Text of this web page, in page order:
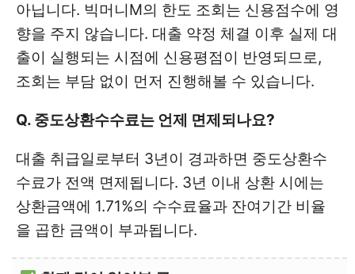
아닙니다. 빅머니M의 한도 조회는 신용점수에 영
향을 주지 않습니다. 대출 약정 체결 이후 실제 대
출이 실행되는 시점에 신용평점이 반영되므로,
조회는 부담 없이 먼저 진행해볼 수 있습니다.
Q. 중도상환수수료는 언제 면제되나요?
대출 취급일로부터 3년이 경과하면 중도상환수
수료가 전액 면제됩니다. 3년 이내 상환 시에는
상환금액에 1.71%의 수수료율과 잔여기간 비율
을 곱한 금액이 부과됩니다.